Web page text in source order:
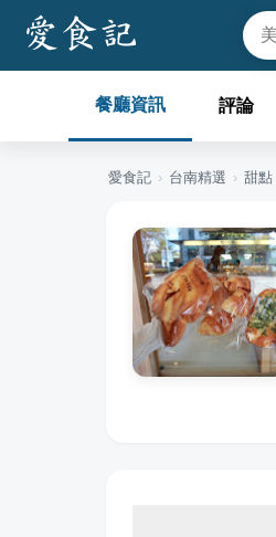
餐廳資訊 評論
愛食記 › 台南精選 › 甜點